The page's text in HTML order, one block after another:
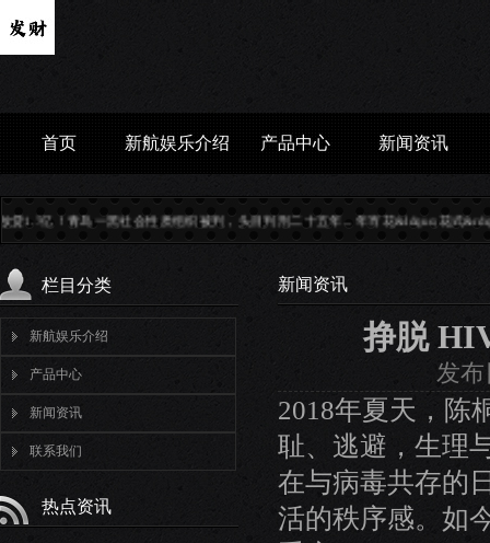
首页 新航娱乐介绍 产品中心 新闻资讯
组织被判，头目判刑二十五年... 年宵花&ldquo;花式&rdquo;上新 哪种花是&l... 国家
栏目分类
新航娱乐介绍
产品中心
新闻资讯
联系我们
热点资讯
新闻资讯
挣脱
发布
2018年夏天，陈
耻、逃避，生理
在与病毒共存的
活的秩序感。如